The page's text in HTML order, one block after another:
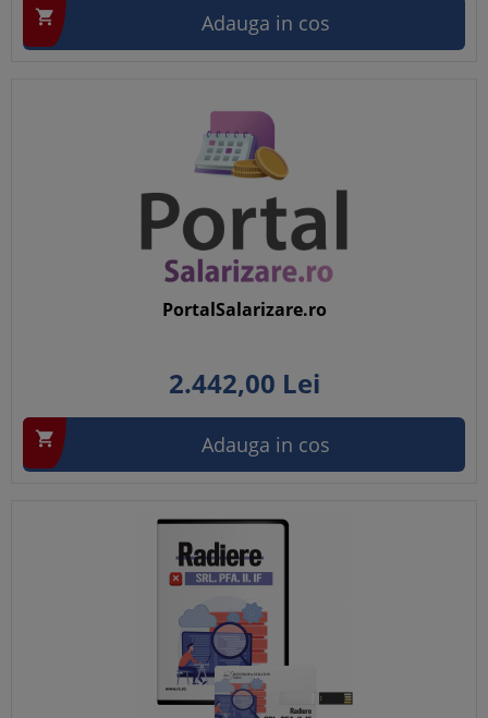
 Adauga in cos
PortalSalarizare.ro
2.442,00 Lei
 Adauga in cos